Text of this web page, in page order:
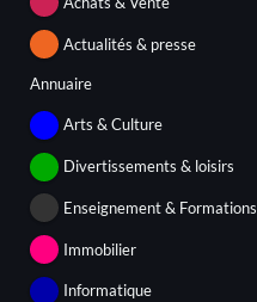
Actualités & presse
Annuaire
Arts & Culture
Divertissements & loisirs
Enseignement & Formations
Immobilier
Informatique